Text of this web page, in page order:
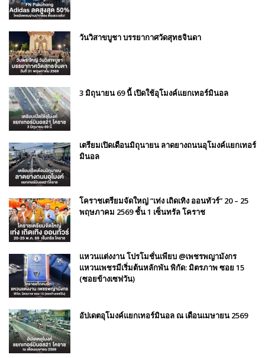
วันวิสาขบูชา บรรยากาศวัดสุทธจินดา
3 มิถุนายน 69 นี้ เปิดใช้อุโมงค์แยกเทอร์มินอล
เตรียมเปิดเดือนมิถุนายน ลาดยางถนนอุโมงค์แยกเทอร์
มินอล
โคราชเตรียมจัดใหญ่ “เท่ง เถิดเทิง ออนทัวร์” 20 – 25
พฤษภาคม 2569 ชั้น 1 เซ็นทรัล โคราช
แหวนแต่งงาน โปรโมชั่นเพียบ @เพชรพญามังกร
แหวนเพชรมีเริ่มต้นหลักพัน พิกัด: มิตรภาพ ซอย 15
(ซอยข้างเซฟวัน)
อัปเดตอุโมงค์แยกเทอร์มินอล ณ เดือนเมษายน 2569